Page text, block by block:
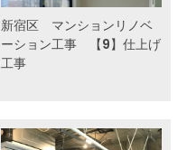
新宿区 マンションリノベ
ーション工事 【9】仕上げ
工事